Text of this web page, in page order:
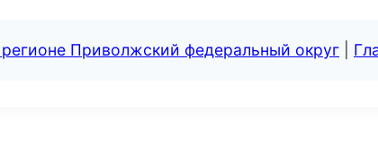
Приволжский федеральный округ